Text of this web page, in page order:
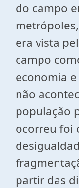
do campo
era vista
campo
economia
não
população
ocorreu foi
partir das